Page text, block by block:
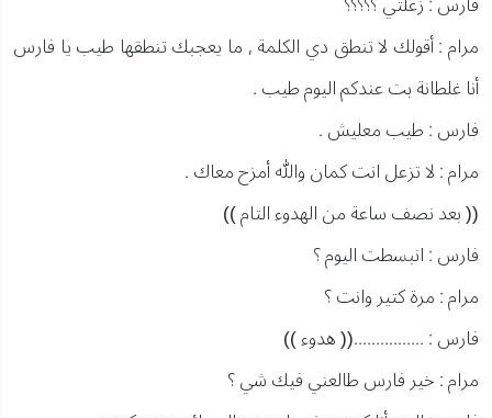
مرام : أقولك لا تنطق دي الكلمة , ما يعجبك تنطقها طيب يا فارس
أنا غلطانة بت عندكم اليوم طيب .
فارس : طيب معليش .
مرام : لا تزعل انت كمان والله أمزح معاك .
(( بعد نصف ساعة من الهدوء التام ))
فارس : انبسطت اليوم ؟
مرام : مرة كتير وانت ؟
فارس : ................(( هدوء ))
مرام : خير فارس طالعني فيك شي ؟